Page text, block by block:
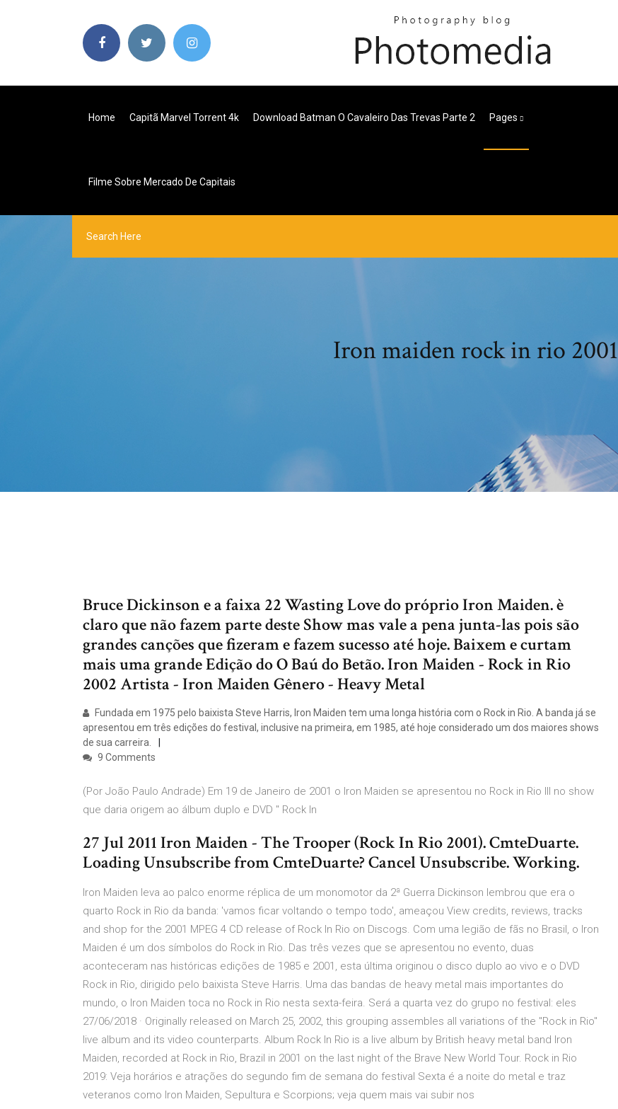
Home Capitã Marvel Torrent 4k Download Batman O Cavaleiro Das Trevas Parte 2 Pages
Filme Sobre Mercado De Capitais
Iron maiden rock in rio 2001
Bruce Dickinson e a faixa 22 Wasting Love do próprio Iron Maiden. è
claro que não fazem parte deste Show mas vale a pena junta-las pois são
grandes canções que fizeram e fazem sucesso até hoje. Baixem e curtam
mais uma grande Edição do O Baú do Betão. Iron Maiden - Rock in Rio
2002 Artista - Iron Maiden Gênero - Heavy Metal
Fundada em 1975 pelo baixista Steve Harris, Iron Maiden tem uma longa história com o Rock in Rio. A banda já se
apresentou em três edições do festival, inclusive na primeira, em 1985, até hoje considerado um dos maiores shows
de sua carreira.
9 Comments
(Por João Paulo Andrade) Em 19 de Janeiro de 2001 o Iron Maiden se apresentou no Rock in Rio III no show
que daria origem ao álbum duplo e DVD " Rock In
27 Jul 2011 Iron Maiden - The Trooper (Rock In Rio 2001). CmteDuarte.
Loading Unsubscribe from CmteDuarte? Cancel Unsubscribe. Working.
Iron Maiden leva ao palco enorme réplica de um monomotor da 2ª Guerra Dickinson lembrou que era o
quarto Rock in Rio da banda: 'vamos ficar voltando o tempo todo', ameaçou View credits, reviews, tracks
and shop for the 2001 MPEG 4 CD release of Rock In Rio on Discogs. Com uma legião de fãs no Brasil, o Iron
Maiden é um dos símbolos do Rock in Rio. Das três vezes que se apresentou no evento, duas
aconteceram nas históricas edições de 1985 e 2001, esta última originou o disco duplo ao vivo e o DVD
Rock in Rio, dirigido pelo baixista Steve Harris. Uma das bandas de heavy metal mais importantes do
mundo, o Iron Maiden toca no Rock in Rio nesta sexta-feira. Será a quarta vez do grupo no festival: eles
27/06/2018 · Originally released on March 25, 2002, this grouping assembles all variations of the "Rock in Rio"
live album and its video counterparts. Album Rock In Rio is a live album by British heavy metal band Iron
Maiden, recorded at Rock in Rio, Brazil in 2001 on the last night of the Brave New World Tour. Rock in Rio
2019: Veja horários e atrações do segundo fim de semana do festival Sexta é a noite do metal e traz
veteranos como Iron Maiden, Sepultura e Scorpions; veja quem mais vai subir nos